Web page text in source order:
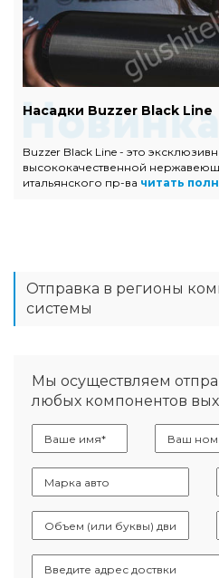
Насадки Buzzer Black Line
Buzzer Black Line - это
высококачественной
итальянского пр-ва читать
Отправка в регионы
системы
Мы осуществляем
любых компонентов